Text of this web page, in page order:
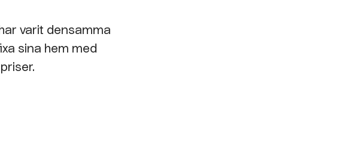
varit densamma
sina hem med